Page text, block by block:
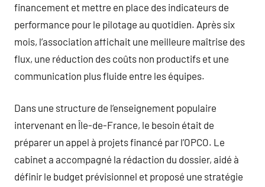
financement et mettre en place des indicateurs de
performance pour le pilotage au quotidien. Après six
mois, l’association affichait une meilleure maîtrise des
flux, une réduction des coûts non productifs et une
communication plus fluide entre les équipes.
Dans une structure de l’enseignement populaire
intervenant en Île-de-France, le besoin était de
préparer un appel à projets financé par l’OPCO. Le
cabinet a accompagné la rédaction du dossier, aidé à
définir le budget prévisionnel et proposé une stratégie